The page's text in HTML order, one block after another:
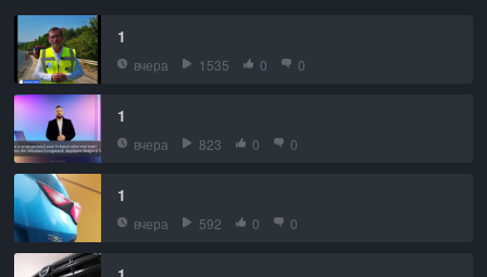
1
вчера 1535 0 0
1
вчера 823 0 0
1
вчера 592 0 0